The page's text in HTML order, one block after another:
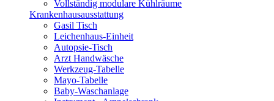
Vollständig modulare Kühlräume
Krankenhausausstattung
Gasil Tisch
Leichenhaus-Einheit
Autopsie-Tisch
Arzt Handwäsche
Werkzeug-Tabelle
Mayo-Tabelle
Baby-Waschanlage